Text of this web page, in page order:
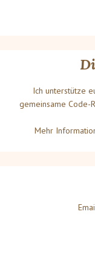
Ich unterstütze
gemeinsame Code-
Mehr